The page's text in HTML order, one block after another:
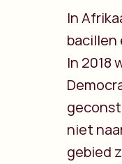
In
bacillen
In 2018
niet
gebied